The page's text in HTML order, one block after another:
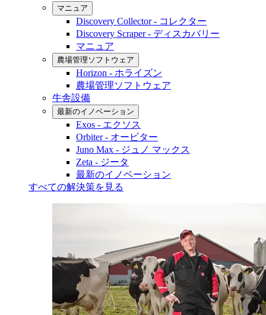
マニュア
Discovery Collector - コレクター
Discovery Scraper - ディスカバリー
マニュア
農場管理ソフトウェア
Horizon - ホライズン
農場管理ソフトウェア
牛舎設備
最新のイノベーション
Exos - エクソス
Orbiter - オービター
Juno Max - ジュノ マックス
Zeta - ジータ
最新のイノベーション
すべての解決策を見る